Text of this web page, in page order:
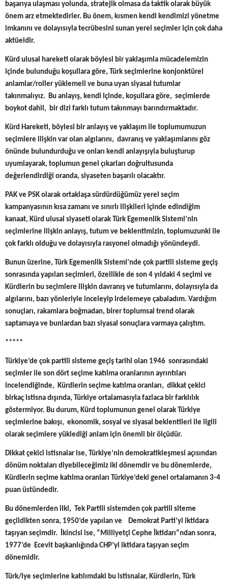
başarıya ulaşması yolunda, stratejik olmasa da taktik olarak büyük
önem arz etmektedirler. Bu önem, kısmen kendi kendimizi yönetme
imkanını ve dolayısıyla tecrübesini sunan yerel seçimler için çok daha
aktüeldir.
Kürd ulusal hareketi olarak böylesi bir yaklaşımla mücadelemizin
içinde bulunduğu koşullara göre, Türk seçimlerine konjonktürel
anlamlar/roller yüklemeli ve buna uyan siyasal tutumlar
takınmalıyız. Bu anlayış, kendi içinde, koşullara göre, seçimlerde
boykot dahil, bir dizi farklı tutum takınmayı barındırmaktadır.
Kürd Hareketi, böylesi bir anlayış ve yaklaşım ile toplumumuzun
seçimlere ilişkin var olan algılarını, davranış ve yaklaşımlarını göz
önünde bulundurduğu ve onları kendi anlayışıyla buluşturup
uyumlayarak, toplumun genel çıkarları doğrultusunda
değerlendirdiği oranda, siyaseten başarılı olacaktır.
PAK ve PSK olarak ortaklaşa sürdürdüğümüz yerel seçim
kampanyasının kısa zamanı ve sınırlı ilişkileri içinde edindiğim
kanaat, Kürd ulusal siyaseti olarak Türk Egemenlik Sistemi’nin
seçimlerine ilişkin anlayış, tutum ve beklentimizin, toplumuzunki ile
çok farklı olduğu ve dolayısıyla rasyonel olmadığı yönündeydi.
Bunun üzerine, Türk Egemenlik Sistemi’nde çok partili sisteme geçiş
sonrasında yapılan seçimleri, özellikle de son 4 yıldaki 4 seçimi ve
Kürdlerin bu seçimlere ilişkin davranış ve tutumlarını, dolayısıyla da
algılarını, bazı yönleriyle inceleyip irdelemeye çabaladım. Vardığım
sonuçları, rakamlara boğmadan, birer toplumsal trend olarak
saptamaya ve bunlardan bazı siyasal sonuçlara varmaya çalıştım.
*****
Türkiye’de çok partili sisteme geçiş tarihi olan 1946 sonrasındaki
seçimler ile son dört seçime katılma oranlarının ayrıntıları
incelendiğinde, Kürdlerin seçime katılma oranları, dikkat çekici
birkaç istisna dışında, Türkiye ortalamasıyla fazlaca bir farklılık
göstermiyor. Bu durum, Kürd toplumunun genel olarak Türkiye
seçimlerine bakışı, ekonomik, sosyal ve siyasal beklentileri ile ilgili
olarak seçimlere yüklediği anlam için önemli bir ölçüdür.
Dikkat çekici istisnalar ise, Türkiye’nin demokratikleşmesi açısından
dönüm noktaları diyebileceğimiz iki dönemdir ve bu dönemlerde,
Kürdlerin seçime katılma oranları Türkiye’deki genel ortalamanın 3-4
puan üstündedir.
Bu dönemlerden ilki, Tek Partili sistemden çok partili siteme
geçildikten sonra, 1950’de yapılan ve Demokrat Parti’yi iktidara
taşıyan seçimdir. İkincisi ise, “Milliyetçi Cephe İktidarı”ndan sonra,
1977’de Ecevit başkanlığında CHP’yi iktidara taşıyan seçim
dönemidir.
Türk/iye seçimlerine katılımdaki bu istisnalar, Kürdlerin, Türk